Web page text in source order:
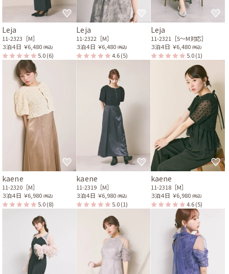
Leja
11-2323［M］
３泊４日 ￥6,480 (税込)
5.0(6)
Leja
11-2322［M］
３泊４日 ￥6,480 (税込)
4.6(5)
Leja
11-2321［S〜M対応］
３泊４日 ￥6,480 (税込)
5.0(1)
kaene
11-2320［M］
３泊４日 ￥6,980 (税込)
5.0(8)
kaene
11-2319［M］
３泊４日 ￥6,980 (税込)
5.0(1)
kaene
11-2318［M］
３泊４日 ￥6,980 (税込)
4.6(5)